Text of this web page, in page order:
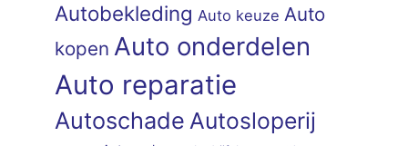
Autobekleding Auto keuze Auto
kopen Auto onderdelen
Auto reparatie
Autoschade Autosloperij